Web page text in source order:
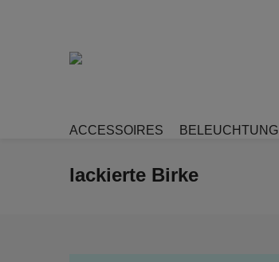
ACCESSOIRES BELEUCHTUNG
lackierte Birke